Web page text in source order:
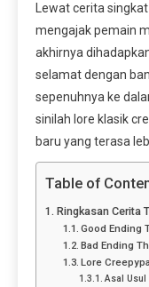
Lewat cerita
mengajak pemain
akhirnya
selamat dengan
sepenuhnya ke
sinilah lore klasik
baru yang terasa
Table of
Ringkasan Cerita
Good Ending
Bad Ending
Lore
Asal Usul